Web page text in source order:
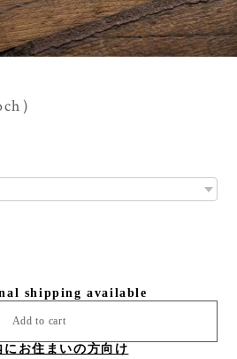
3/5
）
shipping available
Add to cart
にお住まいの方向け